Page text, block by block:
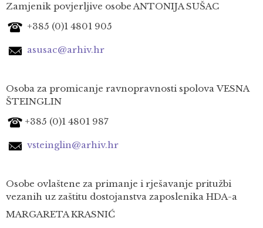
Zamjenik povjerljive osobe ANTONIJA SUŠAC
+385 (0)1 4801 905
asusac@arhiv.hr
Osoba za promicanje ravnopravnosti spolova VESNA
ŠTEINGLIN
+385 (0)1 4801 987
vsteinglin@arhiv.hr
Osobe ovlaštene za primanje i rješavanje pritužbi
vezanih uz zaštitu dostojanstva zaposlenika HDA-a
MARGARETA KRASNIĆ